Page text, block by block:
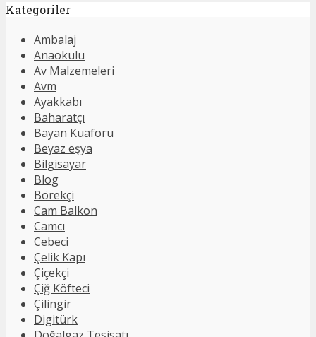
Kategoriler
Ambalaj
Anaokulu
Av Malzemeleri
Avm
Ayakkabı
Baharatçı
Bayan Kuaförü
Beyaz eşya
Bilgisayar
Blog
Börekçi
Cam Balkon
Camcı
Cebeci
Çelik Kapı
Çiçekçi
Çiğ Köfteci
Çilingir
Digitürk